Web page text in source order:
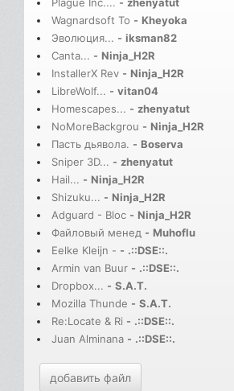
Plague Inc.... - zhenyatut
Wagnardsoft To - Kheyoka
Эволюция... - iksman82
Canta... - Ninja_H2R
InstallerX Rev - Ninja_H2R
LibreWolf... - vitan04
Homescapes... - zhenyatut
NoMoreBackgrou - Ninja_H2R
Пасть дьявола. - Boserva
Sniper 3D... - zhenyatut
Hail... - Ninja_H2R
Shizuku... - Ninja_H2R
Adguard - Bloc - Ninja_H2R
Файловый менед - Muhoflu
Eelke Kleijn - - .::DSE::.
Armin van Buur - .::DSE::.
Dropbox... - S.A.T.
Mozilla Thunde - S.A.T.
Re:Locate & Ri - .::DSE::.
Juan Alminana - .::DSE::.
добавить файл